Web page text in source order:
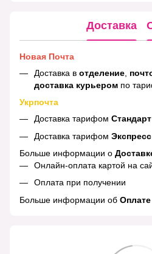
Доставка
Новая Почта
Доставка в отделение
доставка курьером по
Укрпочта
Доставка тарифом Стандарт
Доставка тарифом Экспресс
Больше информации о
Онлайн-оплата картой на
Оплата при получении
Больше информации об Оплате